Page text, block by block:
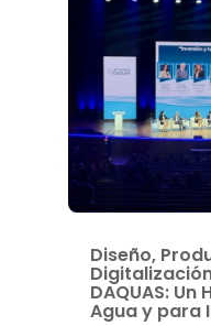
Diseño,
DAQUAS:
Agua y para